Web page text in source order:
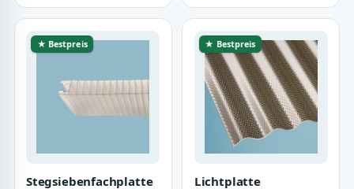
★ Bestpreis
Stegsiebenfachplatte
★ Bestpreis
Lichtplatte